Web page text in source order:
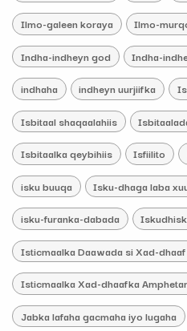
Ilmo-galeen koraya Ilmo-
Indha-indheyn god Indha-
indhaha indheyn uurjiifka
Isbitaal shaqaalahiis
Isbitaalka qeybihiis Isfiilito
isku buuqa Isku-dhaga laba
isku-furanka-dabada
Isticmaalka Daawada si Xad-dhaaf
Isticmaalka Xad-dhaafka
Jabka lafaha gacmaha iyo lugaha